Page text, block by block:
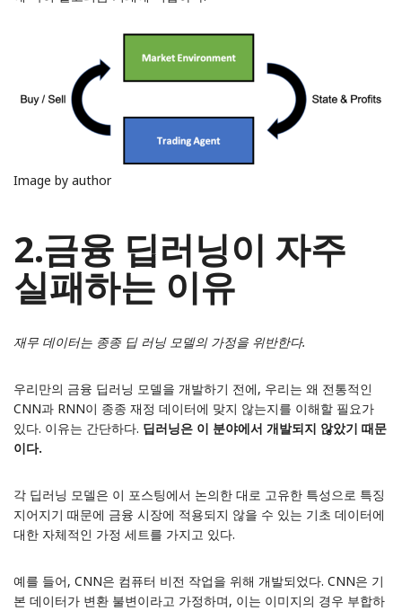
Image by author
2.금융 딥러닝이 자주
실패하는 이유
재무 데이터는 종종 딥 러닝 모델의 가정을 위반한다.
우리만의 금융 딥러닝 모델을 개발하기 전에, 우리는 왜 전통적인
CNN과 RNN이 종종 재정 데이터에 맞지 않는지를 이해할 필요가
있다. 이유는 간단하다. 딥러닝은 이 분야에서 개발되지 않았기 때문
이다.
각 딥러닝 모델은 이 포스팅에서 논의한 대로 고유한 특성으로 특징
지어지기 때문에 금융 시장에 적용되지 않을 수 있는 기초 데이터에
대한 자체적인 가정 세트를 가지고 있다.
예를 들어, CNN은 컴퓨터 비전 작업을 위해 개발되었다. CNN은 기
본 데이터가 변환 불변이라고 가정하며, 이는 이미지의 경우 부합하